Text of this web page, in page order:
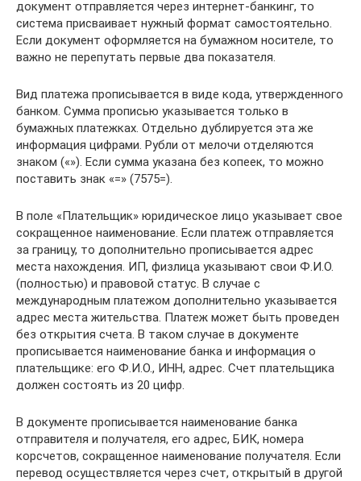
документ отправляется через интернет-банкинг, то
система присваивает нужный формат самостоятельно.
Если документ оформляется на бумажном носителе, то
важно не перепутать первые два показателя.
Вид платежа прописывается в виде кода, утвержденного
банком. Сумма прописью указывается только в
бумажных платежках. Отдельно дублируется эта же
информация цифрами. Рубли от мелочи отделяются
знаком («­»). Если сумма указана без копеек, то можно
поставить знак «=» (7575=).
В поле «Плательщик» юридическое лицо указывает свое
сокращенное наименование. Если платеж отправляется
за границу, то дополнительно прописывается адрес
места нахождения. ИП, физлица указывают свои Ф.И.О.
(полностью) и правовой статус. В случае с
международным платежом дополнительно указывается
адрес места жительства. Платеж может быть проведен
без открытия счета. В таком случае в документе
прописывается наименование банка и информация о
плательщике: его Ф.И.О., ИНН, адрес. Счет плательщика
должен состоять из 20 цифр.
В документе прописывается наименование банка
отправителя и получателя, его адрес, БИК, номера
корсчетов, сокращенное наименование получателя. Если
перевод осуществляется через счет, открытый в другой